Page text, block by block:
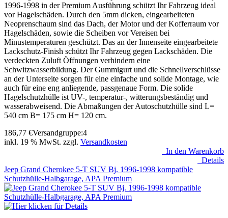
1996-1998 in der Premium Ausführung schützt Ihr Fahrzeug ideal
vor Hagelschäden. Durch den 5mm dicken, eingearbeiteten
Neoprenschaum sind das Dach, der Motor und der Kofferraum vor
Hagelschäden, sowie die Scheiben vor Vereisen bei
Minustemperaturen geschützt. Das an der Innenseite eingearbeitete
Lackschutz-Finish schützt Ihr Fahrzeug gegen Lackschäden. Die
verdeckten Zuluft Öffnungen verhindern eine
Schwitzwasserbildung. Der Gummigurt und die Schnellverschlüsse
an der Unterseite sorgen für eine einfache und solide Montage, wie
auch für eine eng anliegende, passgenaue Form. Die solide
Hagelschutzhülle ist UV-, temperatur-, witterungsbeständig und
wasserabweisend. Die Abmaßungen der Autoschutzhülle sind L=
540 cm B= 175 cm H= 120 cm.
186,77 €Versandgruppe:4
inkl. 19 % MwSt. zzgl. Versandkosten
In den Warenkorb
Details
Jeep Grand Cherokee 5-T SUV Bj. 1996-1998 kompatible
Schutzhülle-Halbgarage, APA Premium